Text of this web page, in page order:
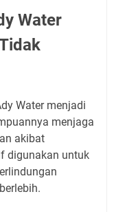
Water
Water menjadi
menjaga
akibat
digunakan untuk